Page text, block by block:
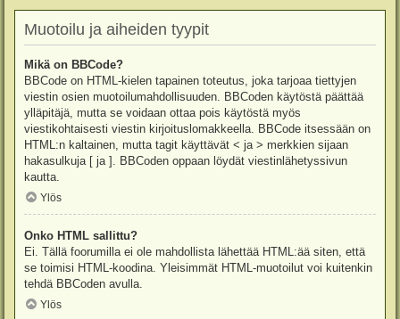
Muotoilu ja aiheiden tyypit
Mikä on BBCode?
BBCode on HTML-kielen tapainen toteutus, joka tarjoaa tiettyjen
viestin osien muotoilumahdollisuuden. BBCoden käytöstä päättää
ylläpitäjä, mutta se voidaan ottaa pois käytöstä myös
viestikohtaisesti viestin kirjoituslomakkeella. BBCode itsessään on
HTML:n kaltainen, mutta tagit käyttävät < ja > merkkien sijaan
hakasulkuja [ ja ]. BBCoden oppaan löydät viestinlähetyssivun
kautta.
Ylös
Onko HTML sallittu?
Ei. Tällä foorumilla ei ole mahdollista lähettää HTML:ää siten, että
se toimisi HTML-koodina. Yleisimmät HTML-muotoilut voi kuitenkin
tehdä BBCoden avulla.
Ylös